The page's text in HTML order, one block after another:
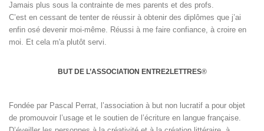
Jamais plus sous la contrainte de mes parents et des profs.
C’est en cessant de tenter de réussir à obtenir des diplômes que j’ai
enfin osé devenir moi-même. Réussi à me faire confiance, à croire en
moi. Et cela m'a plutôt servi.
BUT DE L’ASSOCIATION ENTRE2LETTRES®
Fondée par Pascal Perrat, l’association à but non lucratif a pour objet
de promouvoir l’usage et le soutien de l’écriture en langue française.